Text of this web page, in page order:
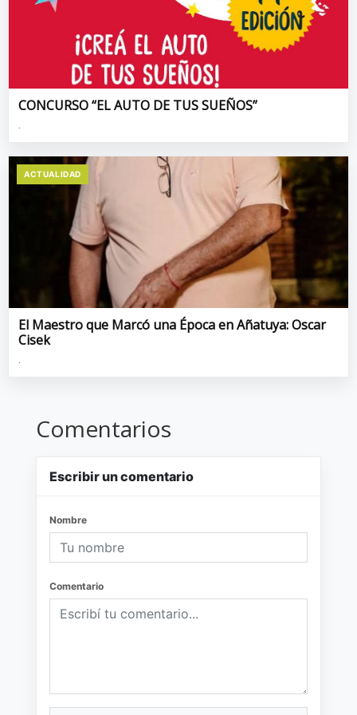
CONCURSO “EL AUTO DE TUS SUEÑOS”
ACTUALIDAD
El Maestro que Marcó una Época en Añatuya: Oscar
Cisek
Comentarios
Escribir un comentario
Nombre
Comentario